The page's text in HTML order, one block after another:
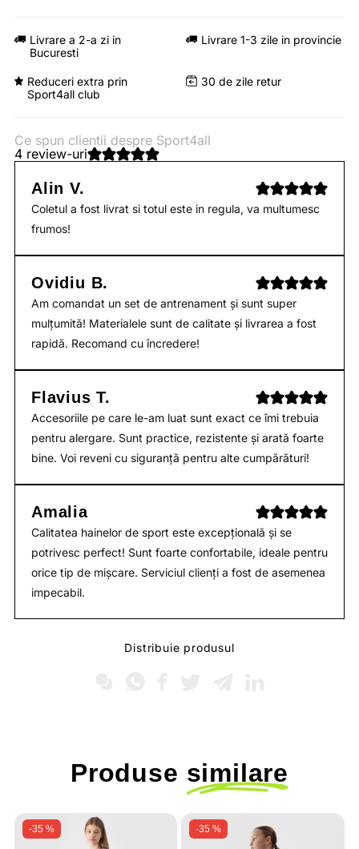
Livrare a 2-a zi in
Bucuresti
Livrare 1-3 zile in provincie
Reduceri extra prin
Sport4all club
30 de zile retur
Ce spun clientii despre Sport4all
4 review-uri
Alin V.
Coletul a fost livrat si totul este in regula, va multumesc
frumos!
Ovidiu B.
Am comandat un set de antrenament și sunt super
mulțumită! Materialele sunt de calitate și livrarea a fost
rapidă. Recomand cu încredere!
Flavius T.
Accesoriile pe care le-am luat sunt exact ce îmi trebuia
pentru alergare. Sunt practice, rezistente și arată foarte
bine. Voi reveni cu siguranță pentru alte cumpărături!
Amalia
Calitatea hainelor de sport este excepțională și se
potrivesc perfect! Sunt foarte confortabile, ideale pentru
orice tip de mișcare. Serviciul clienți a fost de asemenea
impecabil.
Distribuie produsul
Produse similare
-35 % -35 %